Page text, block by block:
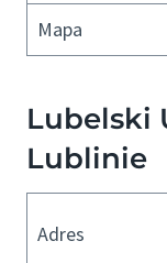
Mapa
Lubelski
Lublinie
Adres